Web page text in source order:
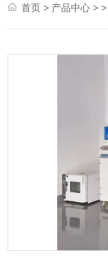
首页 > 产品中心 >